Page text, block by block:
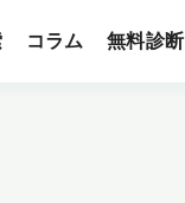
コラム 無料診断